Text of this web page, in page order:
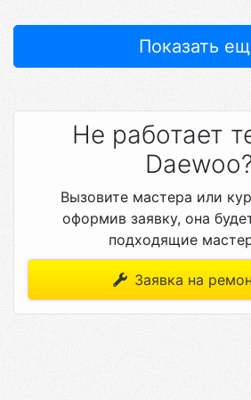
Показать
Не работает
Вызовите мастера или
оформив заявку, она
подходящие
Заявка на